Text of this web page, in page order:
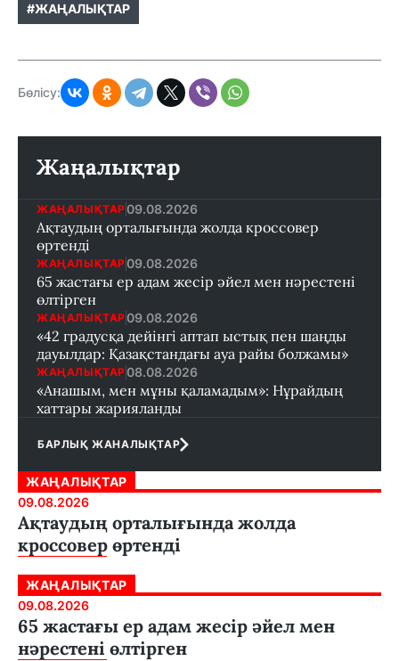
#ЖАҢАЛЫҚТАР
Бөлісу:
Жаңалықтар
ЖАҢАЛЫҚТАР 09.08.2026
Ақтаудың орталығында жолда кроссовер
өртенді
ЖАҢАЛЫҚТАР 09.08.2026
65 жастағы ер адам жесір әйел мен нәрестені
өлтірген
ЖАҢАЛЫҚТАР 09.08.2026
«42 градусқа дейінгі аптап ыстық пен шаңды
дауылдар: Қазақстандағы ауа райы болжамы»
ЖАҢАЛЫҚТАР 08.08.2026
«Анашым, мен мұны қаламадым»: Нұрайдың
хаттары жарияланды
БАРЛЫҚ ЖАНАЛЫҚТАР
ЖАҢАЛЫҚТАР
09.08.2026
Ақтаудың орталығында жолда
кроссовер өртенді
ЖАҢАЛЫҚТАР
09.08.2026
65 жастағы ер адам жесір әйел мен
нәрестені өлтірген